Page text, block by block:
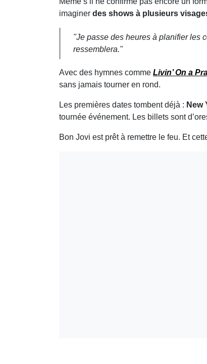
imaginer des shows à plusieurs
"Je passe des heures à planifier les
ressemblera."
Avec des hymnes comme Livin’ On a
sans jamais tourner en rond.
Les premières dates tombent déjà : New
tournée événement. Les billets sont
Bon Jovi est prêt à remettre le feu. Et